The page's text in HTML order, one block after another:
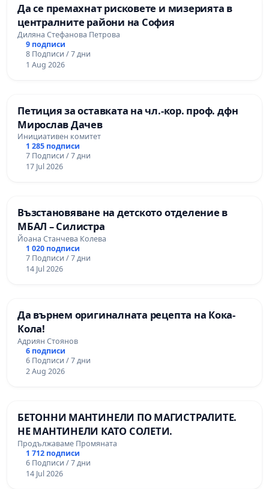
Да се премахнат рисковете и мизерията в
централните райони на София
Диляна Стефанова Петрова
9 подписи
8 Подписи / 7 дни
1 Aug 2026
Петиция за оставката на чл.-кор. проф. дфн
Мирослав Дачев
Инициативен комитет
1 285 подписи
7 Подписи / 7 дни
17 Jul 2026
Възстановяване на детското отделение в
МБАЛ – Силистра
Йоана Станчева Колева
1 020 подписи
7 Подписи / 7 дни
14 Jul 2026
Да върнем оригиналната рецепта на Кока-
Кола!
Адриян Стоянов
6 подписи
6 Подписи / 7 дни
2 Aug 2026
БЕТОННИ МАНТИНЕЛИ ПО МАГИСТРАЛИТЕ.
НЕ МАНТИНЕЛИ КАТО СОЛЕТИ.
Продължаваме Промяната
1 712 подписи
6 Подписи / 7 дни
14 Jul 2026